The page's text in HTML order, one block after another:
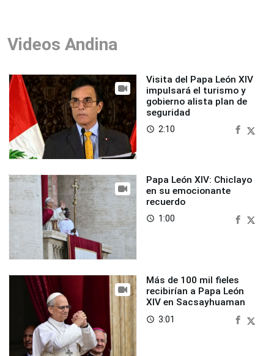
Videos Andina
Visita del Papa León XIV
impulsará el turismo y
gobierno alista plan de
seguridad
access_time 2:10
Papa León XIV: Chiclayo
en su emocionante
recuerdo
access_time 1:00
Más de 100 mil fieles
recibirían a Papa León
XIV en Sacsayhuaman
access_time 3:01